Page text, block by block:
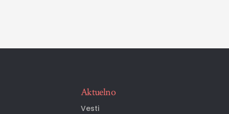
Aktuelno
Vesti